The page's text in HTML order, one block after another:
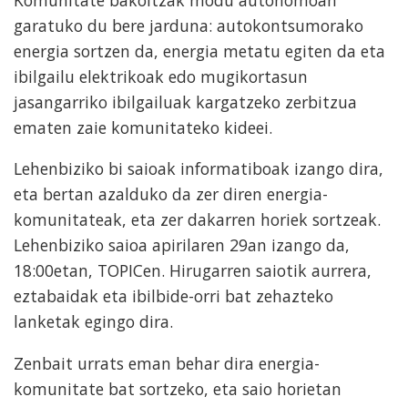
garatuko du bere jarduna: autokontsumorako
energia sortzen da, energia metatu egiten da eta
ibilgailu elektrikoak edo mugikortasun
jasangarriko ibilgailuak kargatzeko zerbitzua
ematen zaie komunitateko kideei.
Lehenbiziko bi saioak informatiboak izango dira,
eta bertan azalduko da zer diren energia-
komunitateak, eta zer dakarren horiek sortzeak.
Lehenbiziko saioa apirilaren 29an izango da,
18:00etan, TOPICen. Hirugarren saiotik aurrera,
eztabaidak eta ibilbide-orri bat zehazteko
lanketak egingo dira.
Zenbait urrats eman behar dira energia-
komunitate bat sortzeko, eta saio horietan